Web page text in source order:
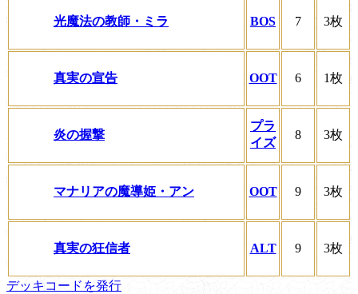
光魔法の教師・ミラ BOS 7 3枚
真実の宣告 OOT 6 1枚
炎の握撃
プラ
イズ
8 3枚
マナリアの魔導姫・アン OOT 9 3枚
真実の狂信者 ALT 9 3枚
デッキコードを発行